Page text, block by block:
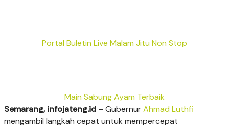
Portal Buletin Live Malam Jitu Non Stop
Main Sabung Ayam Terbaik
Semarang, infojateng.id – GubernurAhmad Luthfi
mengambil langkah cepat untuk mempercepat